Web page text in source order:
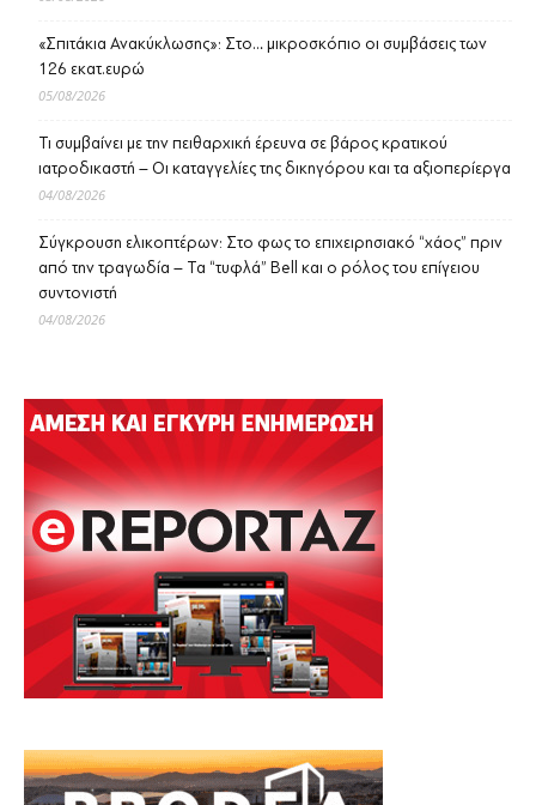
«Σπιτάκια Ανακύκλωσης»: Στο… μικροσκόπιο οι συμβάσεις των
126 εκατ.ευρώ
05/08/2026
Τι συμβαίνει με την πειθαρχική έρευνα σε βάρος κρατικού
ιατροδικαστή – Οι καταγγελίες της δικηγόρου και τα αξιοπερίεργα
04/08/2026
Σύγκρουση ελικοπτέρων: Στο φως το επιχειρησιακό “χάος” πριν
από την τραγωδία – Τα “τυφλά” Bell και ο ρόλος του επίγειου
συντονιστή
04/08/2026